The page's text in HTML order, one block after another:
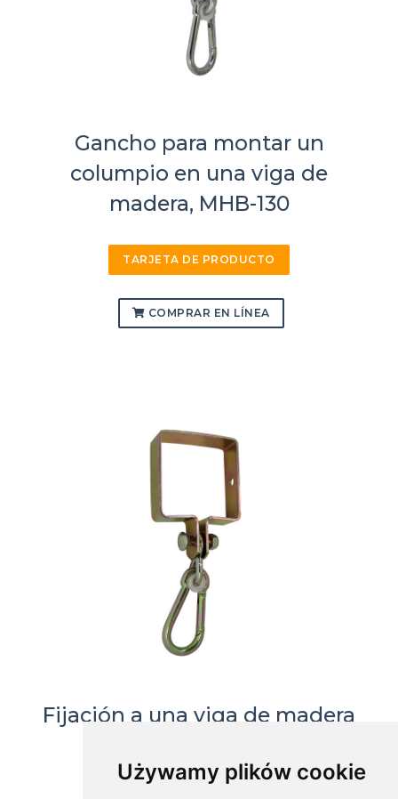
Używamy plików cookie
Gancho para montar un
columpio en una viga de
madera, MHB-130
TARJETA DE PRODUCTO
COMPRAR EN LÍNEA
Fijación a una viga de madera